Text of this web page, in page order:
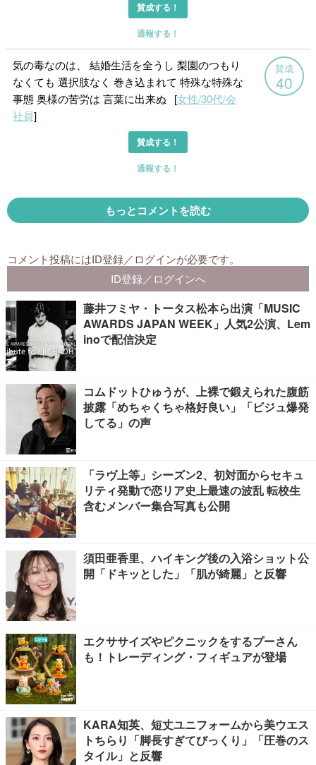
藤井フミヤ・トータス松本ら出演「MUSIC
AWARDS JAPAN WEEK」人気2公演、Lem
inoで配信決定
コムドットひゅうが、上裸で鍛えられた腹筋
披露「めちゃくちゃ格好良い」「ビジュ爆発
してる」の声
「ラヴ上等」シーズン2、初対面からセキュ
リティ発動で恋リア史上最速の波乱 転校生
含むメンバー集合写真も公開
須田亜香里、ハイキング後の入浴ショット公
開「ドキッとした」「肌が綺麗」と反響
エクササイズやピクニックをするプーさん
も！トレーディング・フィギュアが登場
KARA知英、短丈ユニフォームから美ウエス
トちらり「脚長すぎてびっくり」「圧巻のス
タイル」と反響